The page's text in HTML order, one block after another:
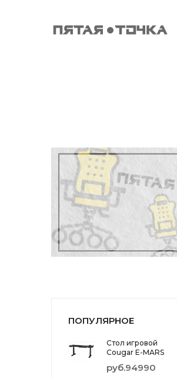
ПОПУЛЯРНОЕ
Стол игровой
Cougar E-MARS
руб.94990